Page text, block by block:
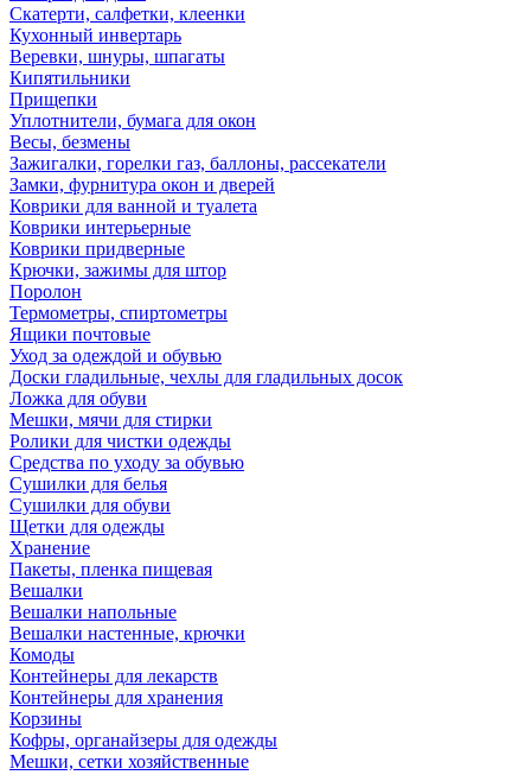
Скатерти, салфетки, клеенки
Кухонный инвертарь
Веревки, шнуры, шпагаты
Кипятильники
Прищепки
Уплотнители, бумага для окон
Весы, безмены
Зажигалки, горелки газ, баллоны, рассекатели
Замки, фурнитура окон и дверей
Коврики для ванной и туалета
Коврики интерьерные
Коврики придверные
Крючки, зажимы для штор
Поролон
Термометры, спиртометры
Ящики почтовые
Уход за одеждой и обувью
Доски гладильные, чехлы для гладильных досок
Ложка для обуви
Мешки, мячи для стирки
Ролики для чистки одежды
Средства по уходу за обувью
Сушилки для белья
Сушилки для обуви
Щетки для одежды
Хранение
Пакеты, пленка пищевая
Вешалки
Вешалки напольные
Вешалки настенные, крючки
Комоды
Контейнеры для лекарств
Контейнеры для хранения
Корзины
Кофры, органайзеры для одежды
Мешки, сетки хозяйственные